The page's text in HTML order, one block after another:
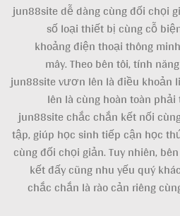
jun88site dễ dàng cùng đối chọi
số loại thiết bị cùng cỗ
khoảng điện thoại thông
mây. Theo bên tôi, tính
jun88site vươn lên là điều khoản
lên là cùng hoàn toàn
jun88site chắc chắn kết nối
tập, giúp học sinh tiếp cận học
cùng đối chọi giản. Tuy nhiên,
kết đấy cũng nhu yếu quý
chắc chắn là rào cản riêng